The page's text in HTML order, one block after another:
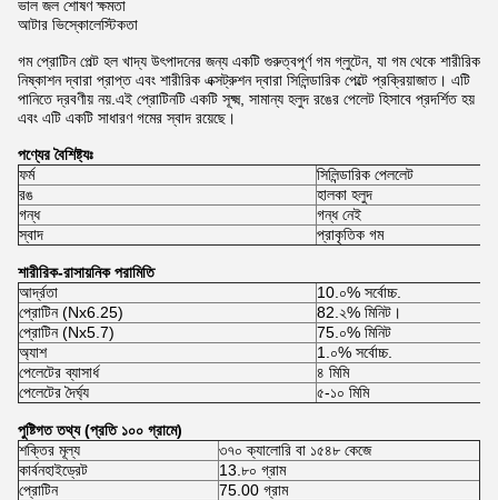
ভাল জল শোষণ ক্ষমতা
আটার ভিস্কোলেস্টিকতা
গম প্রোটিন পেল্ট হল খাদ্য উৎপাদনের জন্য একটি গুরুত্বপূর্ণ গম গ্লুটেন, যা গম থেকে শারীরিক
নিষ্কাশন দ্বারা প্রাপ্ত এবং শারীরিক এক্সট্রুশন দ্বারা সিলিন্ডারিক পেল্টে প্রক্রিয়াজাত। এটি
পানিতে দ্রবণীয় নয়.এই প্রোটিনটি একটি সূক্ষ্ম, সামান্য হলুদ রঙের পেলেট হিসাবে প্রদর্শিত হয়
এবং এটি একটি সাধারণ গমের স্বাদ রয়েছে।
পণ্যের বৈশিষ্ট্যঃ
ফর্ম
সিলিন্ডারিক পেললেট
রঙ
হালকা হলুদ
গন্ধ
গন্ধ নেই
স্বাদ
প্রাকৃতিক গম
শারীরিক-রাসায়নিক পরামিতি
আর্দ্রতা
10.০% সর্বোচ্চ.
প্রোটিন (Nx6.25)
82.২% মিনিট।
প্রোটিন (Nx5.7)
75.০% মিনিট
অ্যাশ
1.০% সর্বোচ্চ.
পেলেটের ব্যাসার্ধ
৪ মিমি
পেলেটের দৈর্ঘ্য
৫-১০ মিমি
পুষ্টিগত তথ্য (প্রতি ১০০ গ্রামে)
শক্তির মূল্য
৩৭০ ক্যালোরি বা ১৫৪৮ কেজে
কার্বনহাইড্রেট
13.৮০ গ্রাম
প্রোটিন
75.00 গ্রাম